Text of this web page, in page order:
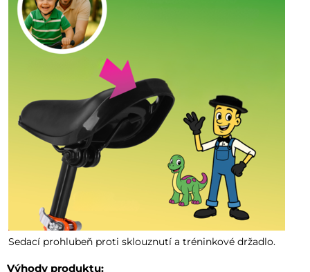
Sedací prohlubeň proti sklouznutí a tréninkové držadlo.
Výhody produktu: